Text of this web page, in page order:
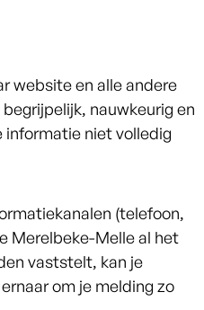
website en alle andere
nauwkeurig en
informatie niet volledig
(telefoon,
Merelbeke-Melle al het
vaststelt, kan je
om je melding zo